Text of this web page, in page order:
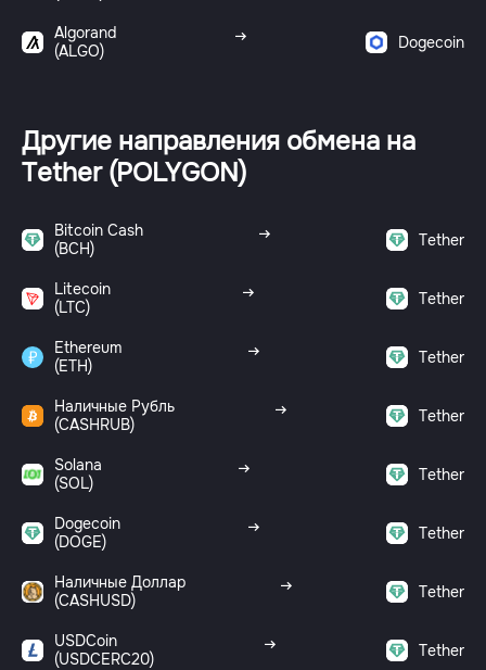
Algorand
(ALGO)
Dogecoin
Другие направления обмена на
Tether (POLYGON)
Bitcoin Cash
(BCH)
Tether
Litecoin
(LTC)
Tether
Ethereum
(ETH)
Tether
Наличные Рубль
(CASHRUB)
Tether
Solana
(SOL)
Tether
Dogecoin
(DOGE)
Tether
Наличные Доллар
(CASHUSD)
Tether
USDCoin
(USDCERC20)
Tether